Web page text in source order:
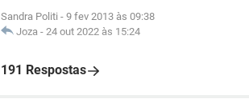
Sandra Politi - 9 fev 2013 às 09:38
Joza - 24 out 2022 às 15:24
191 Respostas